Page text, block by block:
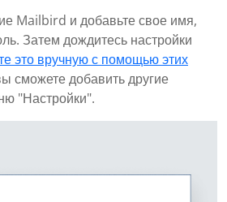
Mailbird и добавьте свое имя,
Затем дождитесь настройки
это вручную с помощью этих
сможете добавить другие
"Настройки".